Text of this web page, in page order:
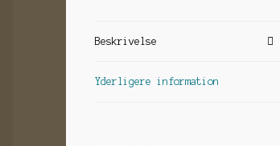
Beskrivelse
Yderligere information